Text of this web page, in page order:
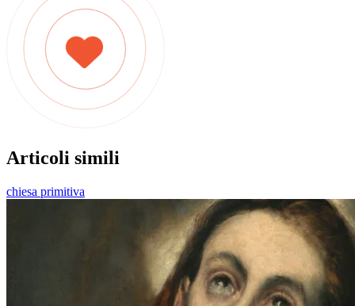
Articoli simili
chiesa primitiva